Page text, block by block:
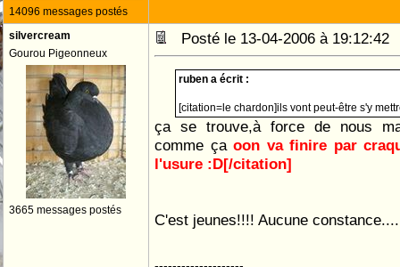
14096 messages postés
silvercream
Gourou Pigeonneux
3665 messages postés
Posté le 13-04-2006 à
ruben a écrit :
[citation=le chardon]ils vont peut-être s'y
ça se trouve,à force de nous
comme ça
C'est jeunes!!!! Aucune